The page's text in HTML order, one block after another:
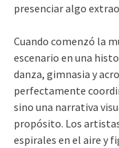
presenciar algo
Cuando comenzó la
escenario en una
danza, gimnasia y
perfectamente
sino una narrativa
propósito. Los
espirales en el aire y